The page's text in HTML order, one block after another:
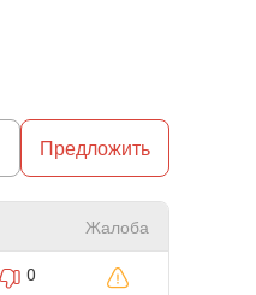
Предложить
Жалоба
0